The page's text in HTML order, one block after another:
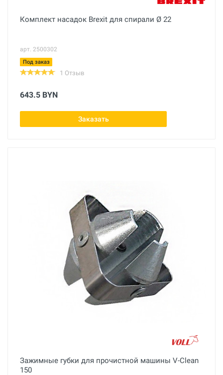
Комплект насадок Brexit для спирали Ø 22
арт. 2500302
Под заказ
1 Отзыв
643.5 BYN
Заказать
Зажимные губки для прочистной машины V-Clean
150